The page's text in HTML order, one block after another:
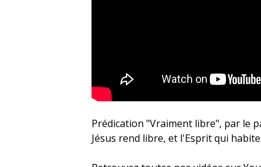
Prédication "Vraiment libre", par le
Jésus rend libre, et l'Esprit qui